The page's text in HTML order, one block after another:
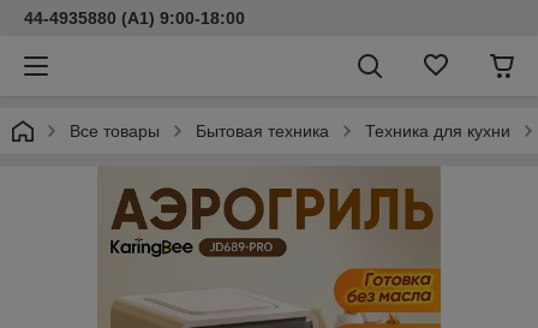
44-4935880 (A1) 9:00-18:00
Все товары Бытовая техника Техника для кухни